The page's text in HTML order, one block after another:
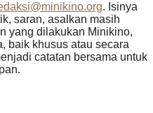
. Isinya
saran, asalkan masih
yang dilakukan Minikino,
baik khusus atau secara
catatan bersama untuk